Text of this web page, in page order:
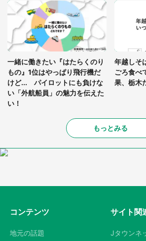
一緒に働きたい『はたらくのり
もの』1位はやっぱり飛行機だ
けど... パイロットにも負けな
い「外航船員」の魅力を伝えた
い！
年越しそ
ごろ食べ
果、栃木
もっとみる
コンテンツ
地元の話題
サイト関
Jタウンネ